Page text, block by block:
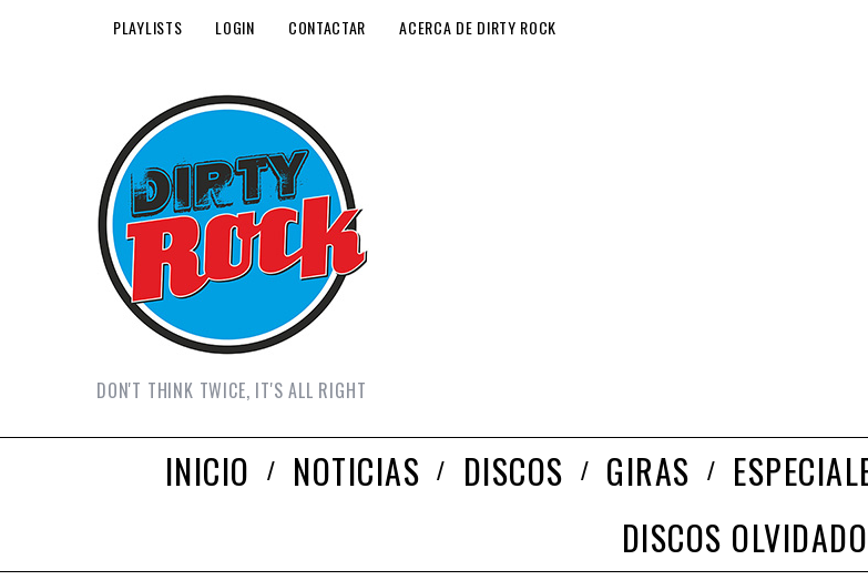
PLAYLISTS LOGIN CONTACTAR ACERCA DE DIRTY ROCK
DON'T THINK TWICE, IT'S ALL RIGHT
INICIO NOTICIAS DISCOS GIRAS
DISCOS